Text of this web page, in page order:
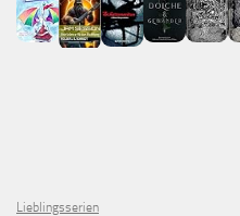
Lieblingsserien